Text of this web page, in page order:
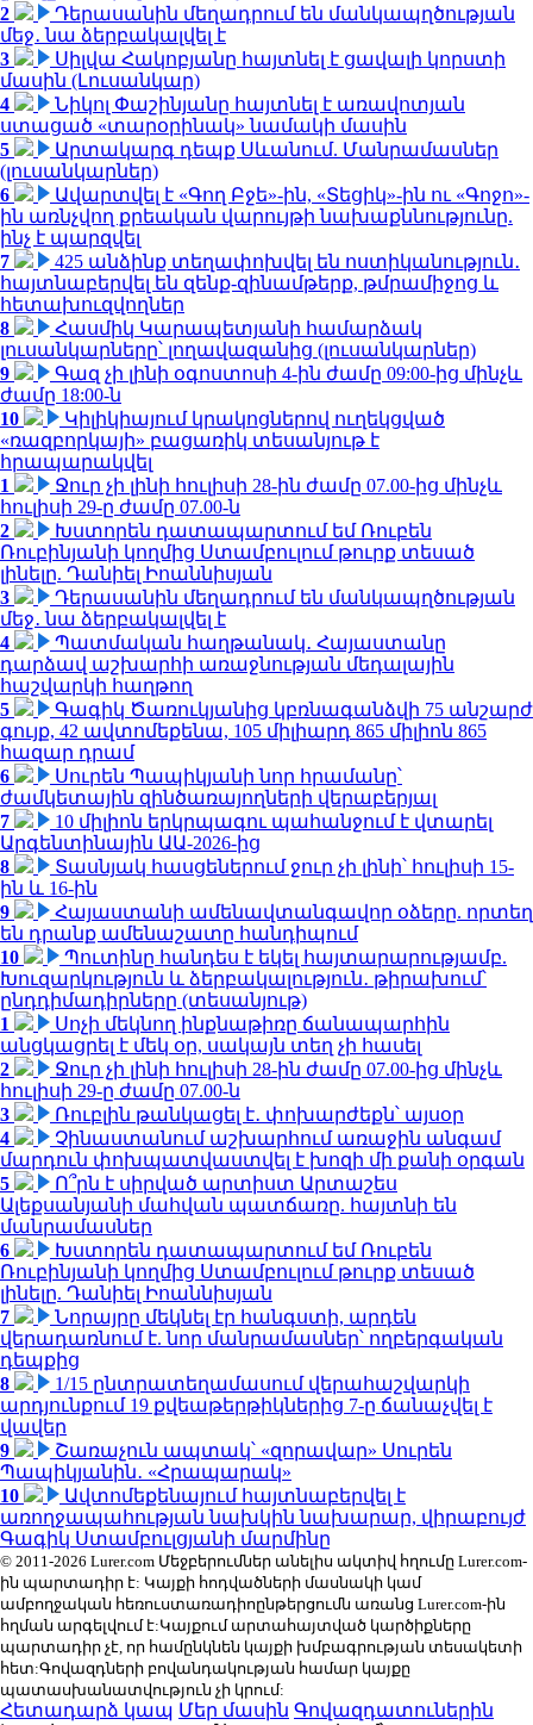
2
Դերասանին մեղադրում են մանկապղծության
մեջ․ նա ձերբակալվել է
3
Սիլվա Հակոբյանը հայտնել է ցավալի կորստի
մասին (Լուսանկար)
4
Նիկոլ Փաշինյանը հայտնել է առավոտյան
ստացած «տարօրինակ» նամակի մասին
5
Արտակարգ դեպք Սևանում. Մանրամասներ
(լուսանկարներ)
6
Ավարտվել է «Գող Բջե»-ին, «Տեցիկ»-ին ու «Գոջո»-
ին առնչվող քրեական վարույթի նախաքննությունը.
ինչ է պարզվել
7
425 անձինք տեղափոխվել են ոստիկանություն․
հայտնաբերվել են զենք-զինամթերք, թմրամիջոց և
հետախուզվողներ
8
Հասմիկ Կարապետյանի համարձակ
լուսանկարները՝ լողավազանից (լուսանկարներ)
9
Գազ չի լինի օգոստոսի 4-ին ժամը 09:00-ից մինչև
ժամը 18:00-ն
10
Կիլիկիայում կրակոցներով ուղեկցված
«ռազբորկայի» բացառիկ տեսանյութ է
հրապարակվել
1
Ջուր չի լինի հուլիսի 28-ին ժամը 07.00-ից մինչև
հուլիսի 29-ը ժամը 07.00-ն
2
Խստորեն դատապարտում եմ Ռուբեն
Ռուբինյանի կողմից Ստամբուլում թուրք տեսած
լինելը. Դանիել Իոաննիսյան
3
Դերասանին մեղադրում են մանկապղծության
մեջ․ նա ձերբակալվել է
4
Պատմական հաղթանակ․ Հայաստանը
դարձավ աշխարհի առաջնության մեդալային
հաշվարկի հաղթող
5
Գագիկ Ծառուկյանից կբռնագանձվի 75 անշարժ
գույք, 42 ավտոմեքենա, 105 միլիարդ 865 միլիոն 865
հազար դրամ
6
Սուրեն Պապիկյանի նոր հրամանը՝
ժամկետային զինծառայողների վերաբերյալ
7
10 միլիոն երկրպագու պահանջում է վտարել
Արգենտինային ԱԱ-2026-ից
8
Տասնյակ հասցեներում ջուր չի լինի՝ հուլիսի 15-
ին և 16-ին
9
Հայաստանի ամենավտանգավոր օձերը. որտեղ
են դրանք ամենաշատը հանդիպում
10
Պուտինը հանդես է եկել հայտարարությամբ.
Խուզարկություն և ձերբակալություն․ թիրախում՝
ընդդիմադիրները (տեսանյութ)
1
Սոչի մեկնող ինքնաթիռը ճանապարհին
անցկացրել է մեկ օր, սակայն տեղ չի հասել
2
Ջուր չի լինի հուլիսի 28-ին ժամը 07.00-ից մինչև
հուլիսի 29-ը ժամը 07.00-ն
3
Ռուբլին թանկացել է․ փոխարժեքն՝ այսօր
4
Չինաստանում աշխարհում առաջին անգամ
մարդուն փոխպատվաստվել է խոզի մի քանի օրգան
5
Ո՞րն է սիրված արտիստ Արտաշես
Ալեքսանյանի մահվան պատճառը. հայտնի են
մանրամասներ
6
Խստորեն դատապարտում եմ Ռուբեն
Ռուբինյանի կողմից Ստամբուլում թուրք տեսած
լինելը. Դանիել Իոաննիսյան
7
Նորայրը մեկնել էր հանգստի, արդեն
վերադառնում է. նոր մանրամասներ՝ ողբերգական
դեպքից
8
1/15 ընտրատեղամասում վերահաշվարկի
արդյունքում 19 քվեաթերթիկներից 7-ը ճանաչվել է
վավեր
9
Շառաչուն ապտակ՝ «զորավար» Սուրեն
Պապիկյանին․ «Հրապարակ»
10
Ավտոմեքենայում հայտնաբերվել է
առողջապահության նախկին նախարար, վիրաբույժ
Գագիկ Ստամբուլցյանի մարմինը
© 2011-2026 Lurer.com Մեջբերումներ անելիս ակտիվ հղումը Lurer.com-
ին պարտադիր է: Կայքի հոդվածների մասնակի կամ
ամբողջական հեռուստառադիոընթերցումն առանց Lurer.com-ին
հղման արգելվում է:Կայքում արտահայտված կարծիքները
պարտադիր չէ, որ համընկնեն կայքի խմբագրության տեսակետի
հետ:Գովազդների բովանդակության համար կայքը
պատասխանատվություն չի կրում:
Հետադարձ կապ Մեր մասին Գովազդատուներին